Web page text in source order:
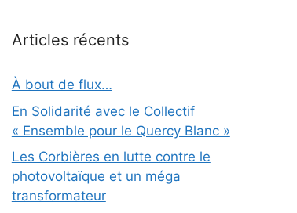
Articles récents
À bout de flux…
En Solidarité avec le Collectif
« Ensemble pour le Quercy Blanc »
Les Corbières en lutte contre le
photovoltaïque et un méga
transformateur